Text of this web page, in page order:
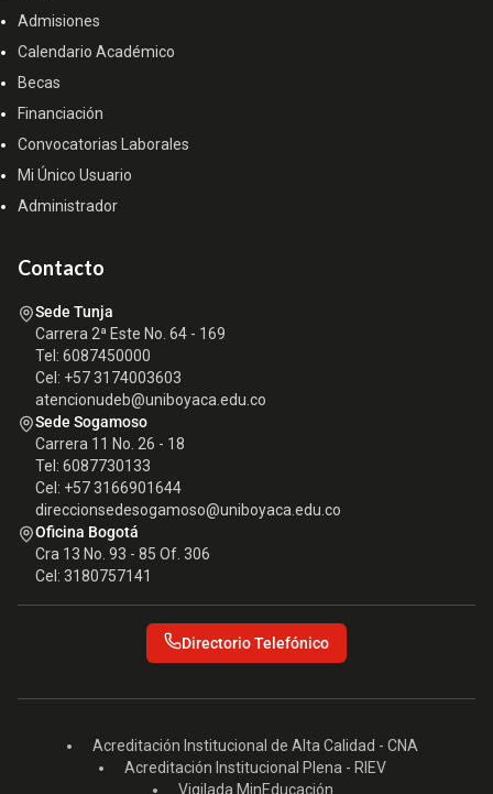
Admisiones
Calendario Académico
Becas
Financiación
Convocatorias Laborales
Mi Único Usuario
Administrador
Contacto
Sede Tunja
Carrera 2ª Este No. 64 - 169
Tel: 6087450000
Cel: +57 3174003603
atencionudeb@uniboyaca.edu.co
Sede Sogamoso
Carrera 11 No. 26 - 18
Tel: 6087730133
Cel: +57 3166901644
direccionsedesogamoso@uniboyaca.edu.co
Oficina Bogotá
Cra 13 No. 93 - 85 Of. 306
Cel: 3180757141
Directorio Telefónico
Acreditación Institucional de Alta Calidad - CNA
Acreditación Institucional Plena - RIEV
Vigilada MinEducación